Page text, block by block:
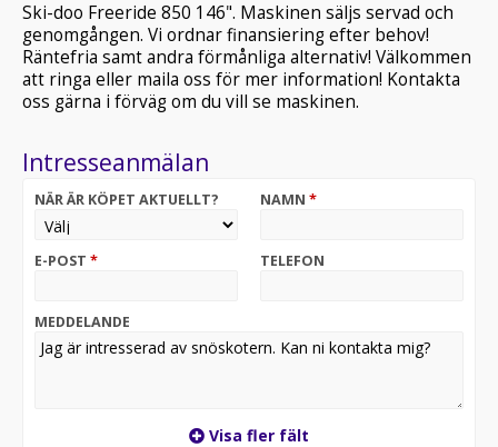
Ski-doo Freeride 850 146". Maskinen säljs servad och
genomgången. Vi ordnar finansiering efter behov!
Räntefria samt andra förmånliga alternativ! Välkommen
att ringa eller maila oss för mer information! Kontakta
oss gärna i förväg om du vill se maskinen.
Intresseanmälan
NÄR ÄR KÖPET AKTUELLT? NAMN *
E-POST * TELEFON
MEDDELANDE
Visa fler fält